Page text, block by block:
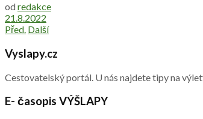
od redakce
21.8.2022
Před. Další
Vyslapy.cz
Cestovatelský portál. U nás najdete tipy na
E- časopis VÝŠLAPY